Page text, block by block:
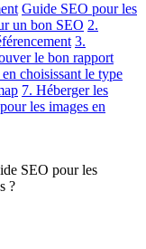
Guide SEO pour les
un bon SEO 2.
3.
le bon rapport
choisissant le type
7. Héberger les
les images en
SEO pour les
?